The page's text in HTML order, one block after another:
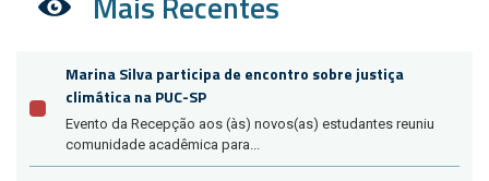
Marina Silva participa de encontro sobre justiça
climática na PUC-SP
Evento da Recepção aos (às) novos(as) estudantes reuniu
comunidade acadêmica para...